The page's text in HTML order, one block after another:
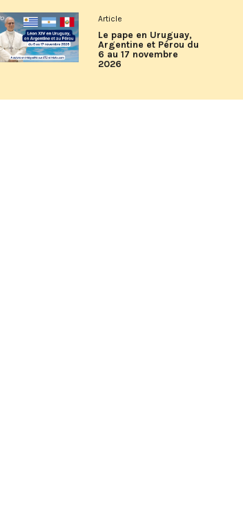
Article
Le pape en Uruguay,
Argentine et Pérou du
6 au 17 novembre
2026